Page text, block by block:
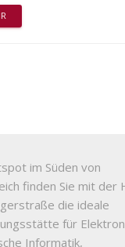
im Süden von
finden Sie mit der
die ideale
für
Informatik,